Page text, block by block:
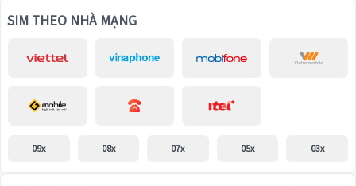
SIM THEO NHÀ MẠNG
09x 08x 07x 05x 03x